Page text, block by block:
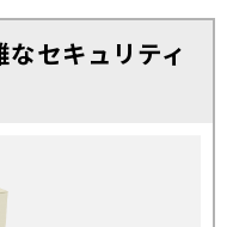
セキュリティ